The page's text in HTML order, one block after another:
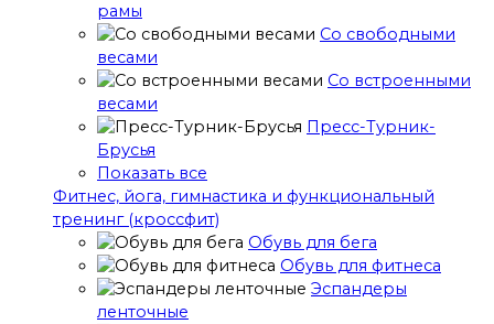
рамы
Со свободными
весами
Со встроенными
весами
Пресс-Турник-
Брусья
Показать все
Фитнес, йога, гимнастика и функциональный
тренинг (кроссфит)
Обувь для бега
Обувь для фитнеса
Эспандеры
ленточные